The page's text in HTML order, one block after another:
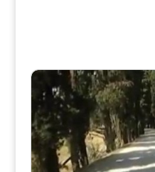
Верона
Веронцы